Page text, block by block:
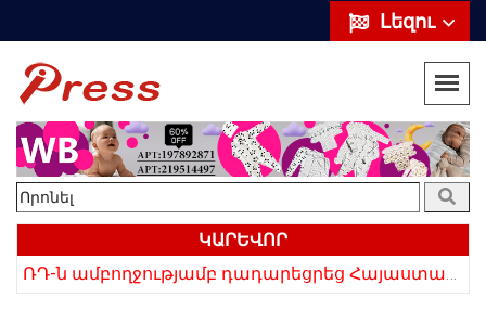
Լեզու
ԿԱՐԵՎՈՐ